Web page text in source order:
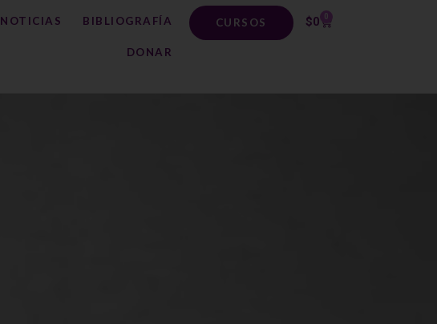
NOTICIAS BIBLIOGRAFÍA
DONAR
CURSOS $0 0